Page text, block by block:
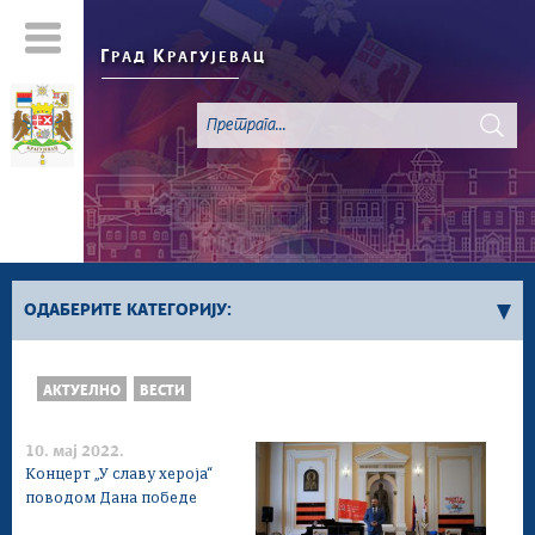
Г РАД К РАГУЈЕВАЦ
ОДАБЕРИТЕ КАТЕГОРИЈУ:
Све вести
Сервисне Информације
Генерално
Односи са јавношћу
АКТУЕЛНО ВЕСТИ
10. мај 2022.
Концерт „У славу хероја“
поводом Дана победе